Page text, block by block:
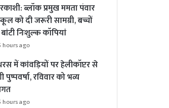
ब्लॉक प्रमुख ममता पंवार
को दी जरूरी सामग्री, बच्चों
निःशुल्क कॉपियां
hours ago
में कांवड़ियों पर हेलीकॉप्टर से
पुष्पवर्षा, रविवार को भव्य
hours ago